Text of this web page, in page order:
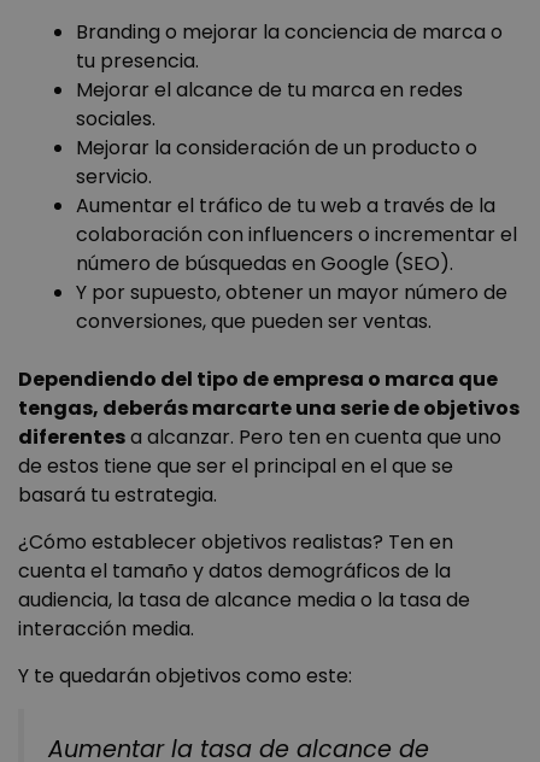
Branding o mejorar la conciencia de marca o
tu presencia.
Mejorar el alcance de tu marca en redes
sociales.
Mejorar la consideración de un producto o
servicio.
Aumentar el tráfico de tu web a través de la
colaboración con influencers o incrementar el
número de búsquedas en Google (SEO).
Y por supuesto, obtener un mayor número de
conversiones, que pueden ser ventas.
Dependiendo del tipo de empresa o marca que
tengas, deberás marcarte una serie de objetivos
diferentesa alcanzar. Pero ten en cuenta que uno
de estos tiene que ser el principal en el que se
basará tu estrategia.
¿Cómo establecer objetivos realistas? Ten en
cuenta el tamaño y datos demográficos de la
audiencia, la tasa de alcance media o la tasa de
interacción media.
Y te quedarán objetivos como este:
Aumentar la tasa de alcance de